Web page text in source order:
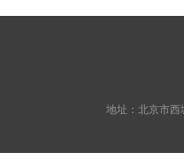
地址：北京市